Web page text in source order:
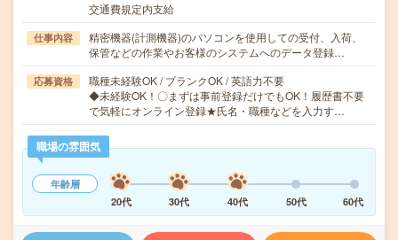
交通費規定内支給
仕事内容
精密機器(計測機器)のパソコンを使用しての受付、入荷、
保管などの作業やお客様のシステムへのデータ登録…
応募資格
職種未経験OK / ブランクOK / 英語力不要
◆未経験OK！〇まずは事前登録だけでもOK！履歴書不要
で気軽にオンライン登録★氏名・職種などを入力す…
職場の雰囲気
年齢層
20代
30代 40代 50代 60代